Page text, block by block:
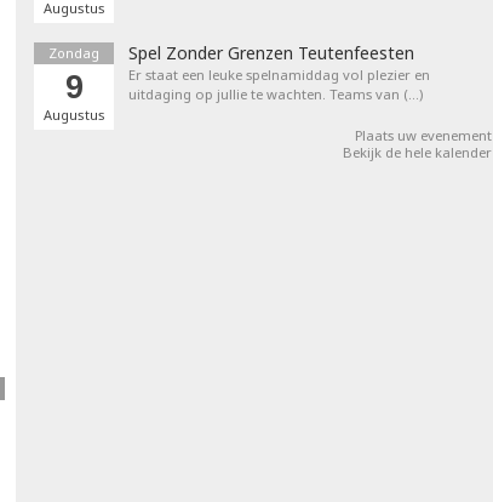
Augustus
Zondag
9
Augustus
Spel Zonder Grenzen Teutenfeesten
Er staat een leuke spelnamiddag vol plezier en
uitdaging op jullie te wachten. Teams van (…)
Plaats uw evenement
Bekijk de hele kalender